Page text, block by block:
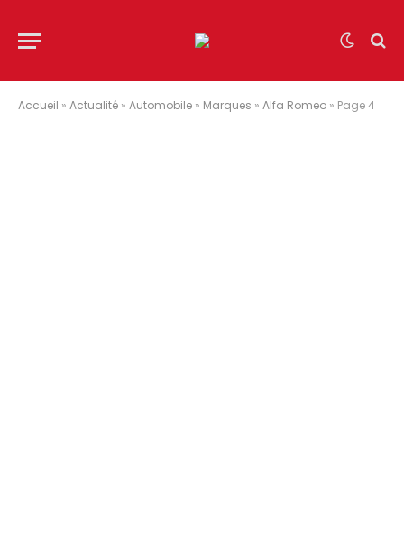
Accueil » Actualité » Automobile » Marques » Alfa Romeo » Page 4